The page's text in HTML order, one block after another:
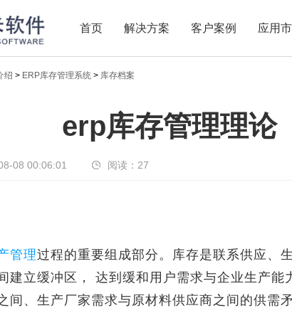
首页 解决方案 客户案例 应用
，共享商业价值
绍 > ERP库存管理系统 > 库存档案
erp库存管理理论
08 00:06:01 阅读： 27
管理过程的重要组成部分。库存是联系供应、
建立缓冲区， 达到缓和用户需求与企业生产能
间、生产厂家需求与原材料供应商之间的供需